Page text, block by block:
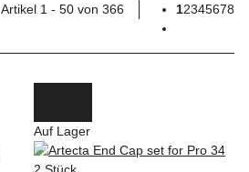
Artikel 1 - 50 von 366 12345678
Auf Lager